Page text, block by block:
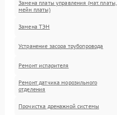
Замена платы управления (мат.платы,
мейн платы)
Замена ТЭН
Устранение засора трубопровода
Ремонт испарителя
Ремонт датчика морозильного
отделения
Прочистка дренажной системы